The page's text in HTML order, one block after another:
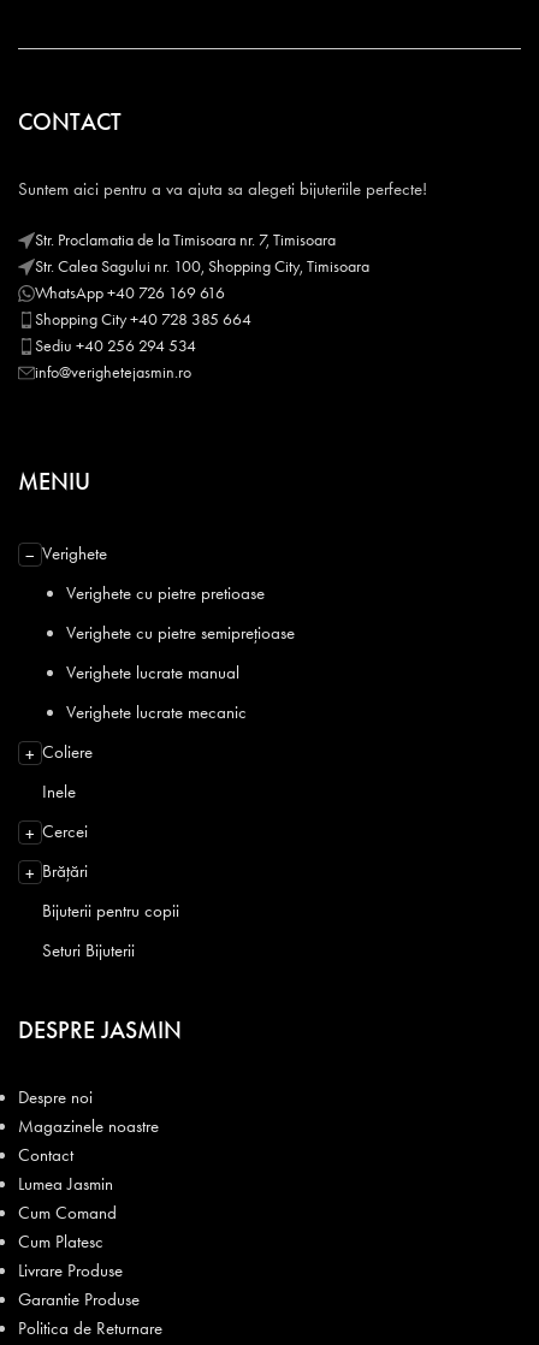
CONTACT
Suntem aici pentru a va ajuta sa alegeti bijuteriile perfecte!
Str. Proclamatia de la Timisoara nr. 7, Timisoara
Str. Calea Sagului nr. 100, Shopping City, Timisoara
WhatsApp +40 726 169 616
Shopping City +40 728 385 664
Sediu +40 256 294 534
info@verighetejasmin.ro
MENIU
− Verighete
Verighete cu pietre pretioase
Verighete cu pietre semiprețioase
Verighete lucrate manual
Verighete lucrate mecanic
+ Coliere
Inele
+ Cercei
+ Brățări
Bijuterii pentru copii
Seturi Bijuterii
DESPRE JASMIN
Despre noi
Magazinele noastre
Contact
Lumea Jasmin
Cum Comand
Cum Platesc
Livrare Produse
Garantie Produse
Politica de Returnare